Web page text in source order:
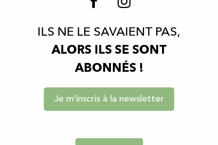
ILS NE LE SAVAIENT PAS,
ALORS ILS SE SONT
ABONNÉS !
Je m’inscris à la newsletter